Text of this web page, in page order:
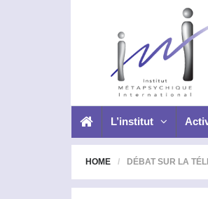
L’institut
HOME DÉBAT SUR LA